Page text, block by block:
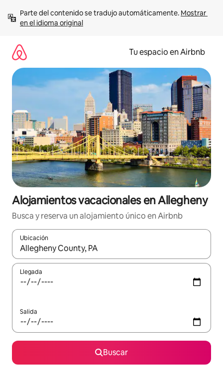
contenido
Parte del contenido se tradujo automáticamente. Mostrar
en el idioma original
Tu espacio en Airbnb
Alojamientos vacacionales en Allegheny
Busca y reserva un alojamiento único en Airbnb
Ubicación
Cuando los resultados estén disponibles, podrás navegar
Llegada
Salida
Buscar